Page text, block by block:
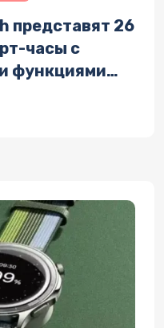
представят 26
часы с
функциями